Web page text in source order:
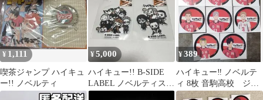
¥ 1,111
喫茶ジャンプ ハイキュ
ー!! ノベルティ
¥5,000
ハイキュー!! B-SIDE
LABEL ノベルティステ
¥389
ハイキュー‼︎ ノベルテ
ィ 8枚 音駒高校 ジャ
ンプカーニバル